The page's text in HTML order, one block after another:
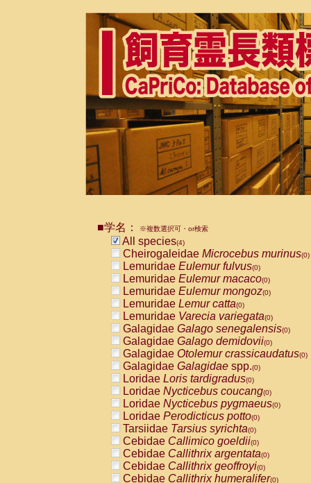
■学名： ※複数選択可・or検索
All species(4)
Cheirogaleidae Microcebus murinus(0)
Lemuridae Eulemur fulvus(0)
Lemuridae Eulemur macaco(0)
Lemuridae Eulemur mongoz(0)
Lemuridae Lemur catta(0)
Lemuridae Varecia variegata(0)
Galagidae Galago senegalensis(0)
Galagidae Galago demidovii(0)
Galagidae Otolemur crassicaudatus(0)
Galagidae Galagidae spp.(0)
Loridae Loris tardigradus(0)
Loridae Nycticebus coucang(0)
Loridae Nycticebus pygmaeus(0)
Loridae Perodicticus potto(0)
Tarsiidae Tarsius syrichta(0)
Cebidae Callimico goeldii(0)
Cebidae Callithrix argentata(0)
Cebidae Callithrix geoffroyi(0)
Cebidae Callithrix humeralifer(0)